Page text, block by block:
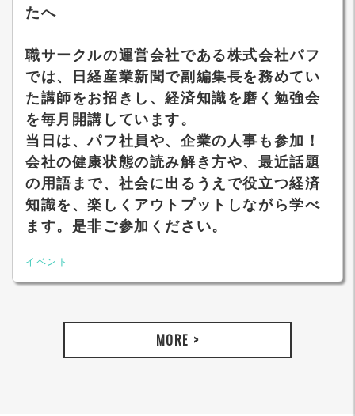
たへ
職サークルの運営会社である株式会社パフ
では、日経産業新聞で副編集長を務めてい
た講師をお招きし、経済知識を磨く勉強会
を毎月開講しています。
当日は、パフ社員や、企業の人事も参加！
会社の健康状態の読み解き方や、最近話題
の用語まで、社会に出るうえで役立つ経済
知識を、楽しくアウトプットしながら学べ
ます。是非ご参加ください。
イベント
MORE >